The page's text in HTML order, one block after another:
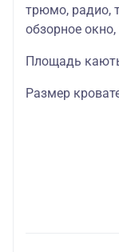
трюмо, радио,
обзорное
Площадь
Размер